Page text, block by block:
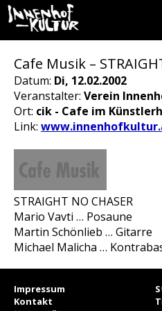
Cafe Musik –
Datum: Di, 12.02.2002
Veranstalter: Verein
Ort: cik - Cafe im
Link:
STRAIGHT NO CHASER
Mario Vavti … Posaune
Martin Schönlieb … Gitarre
Michael Malicha …
Impressum
Kontakt